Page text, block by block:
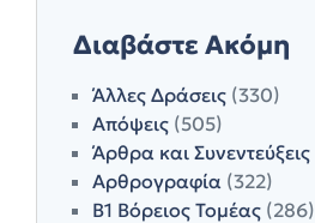
Διαβάστε Ακόμη
Άλλες Δράσεις (330)
Απόψεις (505)
Άρθρα και Συνεντεύξεις
Αρθρογραφία (322)
Β1 Βόρειος Τομέας (286)